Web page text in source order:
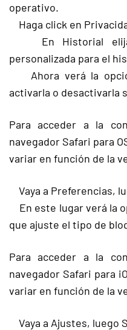
operativo.
Haga click en
En Historial elija
personalizada para el
Ahora verá la
activarla o desactivarla
Para acceder a la
navegador Safari para
variar en función de la
Vaya a Preferencias,
En este lugar verá la
que ajuste el tipo de
Para acceder a la
navegador Safari para
variar en función de la
Vaya a Ajustes, luego